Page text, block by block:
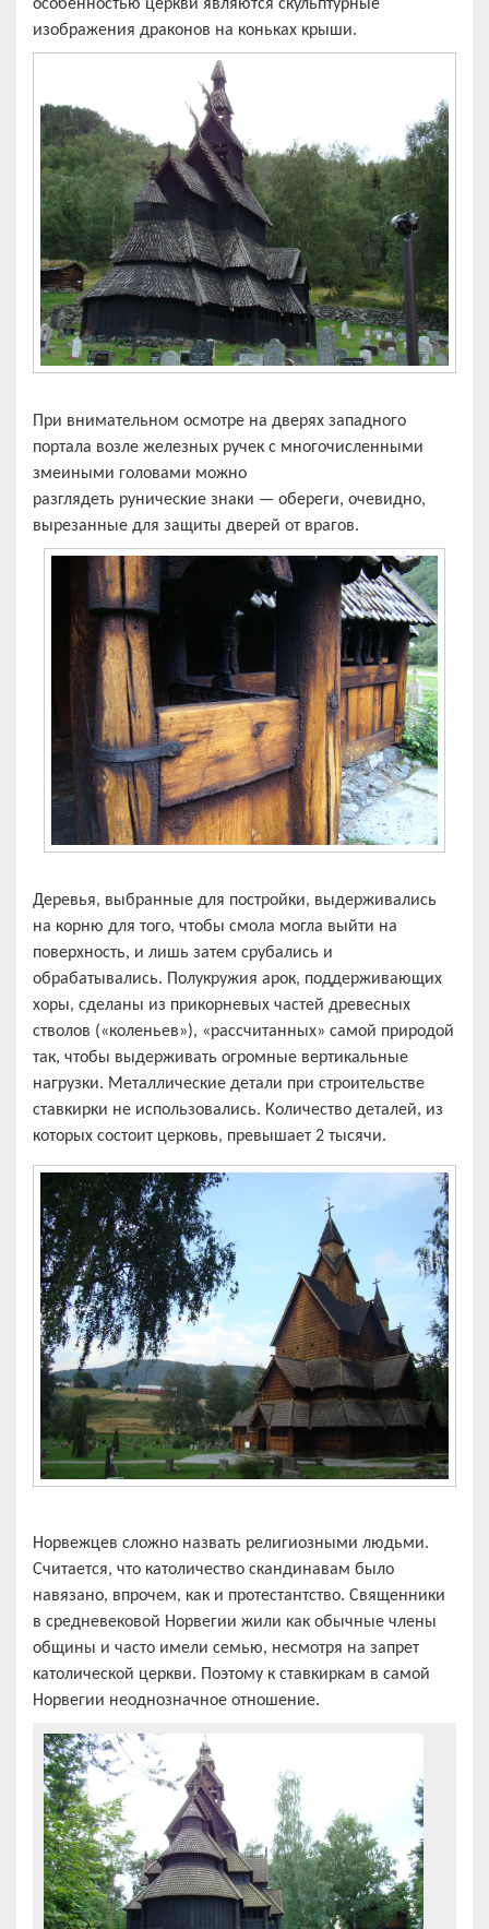
особенностью церкви являются скульптурные
изображения драконов на коньках крыши.
При внимательном осмотре на дверях западного
портала возле железных ручек с многочисленными
змеиными головами можно
разглядеть рунические знаки — обереги, очевидно,
вырезанные для защиты дверей от врагов.
Деревья, выбранные для постройки, выдерживались
на корню для того, чтобы смола могла выйти на
поверхность, и лишь затем срубались и
обрабатывались. Полукружия арок, поддерживающих
хоры, сделаны из прикорневых частей древесных
стволов («коленьев»), «рассчитанных» самой природой
так, чтобы выдерживать огромные вертикальные
нагрузки. Металлические детали при строительстве
ставкирки не использовались. Количество деталей, из
которых состоит церковь, превышает 2 тысячи.
Норвежцев сложно назвать религиозными людьми.
Считается, что католичество скандинавам было
навязано, впрочем, как и протестантство. Священники
в средневековой Норвегии жили как обычные члены
общины и часто имели семью, несмотря на запрет
католической церкви. Поэтому к ставкиркам в самой
Норвегии неоднозначное отношение.